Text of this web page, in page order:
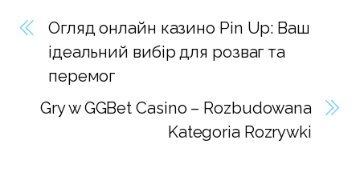
Огляд онлайн казино Pin Up: Ваш
ідеальний вибір для розваг та
перемог
Gry w GGBet Casino – Rozbudowana
Kategoria Rozrywki